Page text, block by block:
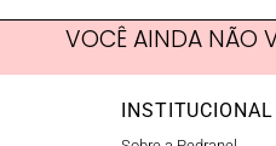
VOCÊ AINDA NÃO
INSTITUCIONAL